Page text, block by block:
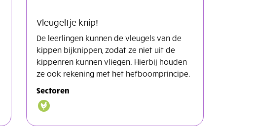
Vleugeltje knip!
De leerlingen kunnen de vleugels van de
kippen bijknippen, zodat ze niet uit de
kippenren kunnen vliegen. Hierbij houden
ze ook rekening met het hefboomprincipe.
Sectoren